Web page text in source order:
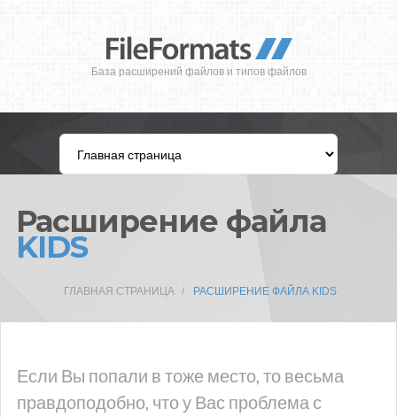
База расширений файлов и типов файлов
Расширение файла
KIDS
ГЛАВНАЯ СТРАНИЦА РАСШИРЕНИЕ ФАЙЛА KIDS
Если Вы попали в тоже место, то весьма
правдоподобно, что у Вас проблема с